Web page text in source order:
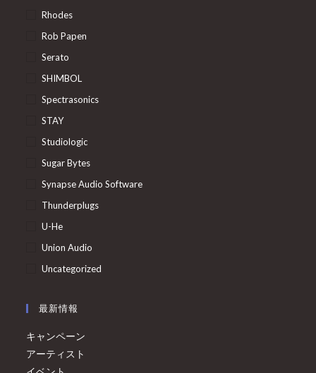
Rhodes
Rob Papen
Serato
SHIMBOL
Spectrasonics
STAY
Studiologic
Sugar Bytes
Synapse Audio Software
Thunderplugs
U-He
Union Audio
Uncategorized
最新情報
キャンペーン
アーティスト